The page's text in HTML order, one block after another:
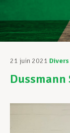
Vos
21 juin 2021 Divers